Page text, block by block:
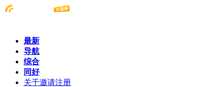
最新
导航
综合
同好
关于邀请注册